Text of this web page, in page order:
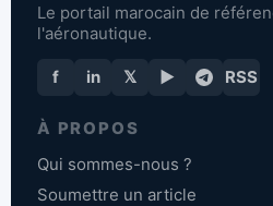
Le portail marocain de
l'aéronautique.
f in 𝕏 ▶ RSS
À PROPOS
Qui sommes-nous ?
Soumettre un article